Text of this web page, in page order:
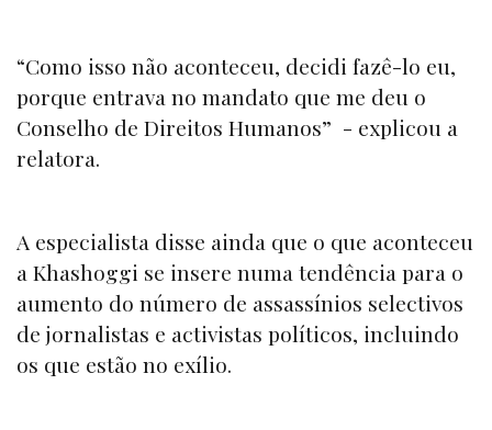
“Como isso não aconteceu, decidi fazê-lo eu,
porque entrava no mandato que me deu o
Conselho de Direitos Humanos” - explicou a
relatora.
A especialista disse ainda que o que aconteceu
a Khashoggi se insere numa tendência para o
aumento do número de assassínios selectivos
de jornalistas e activistas políticos, incluindo
os que estão no exílio.